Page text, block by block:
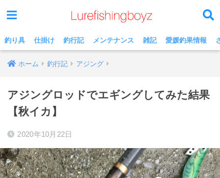
釣り具 仕掛け 釣行記 メンテナンス 雑記 愛媛釣果情報
ホーム 釣行記 アジング
アジングロッドでエギングしてみた結果
【秋イカ】
2020年10月22日